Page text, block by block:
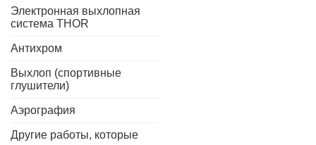
Электронная выхлопная
система THOR
Антихром
Выхлоп (спортивные
глушители)
Аэрография
Другие работы, которые